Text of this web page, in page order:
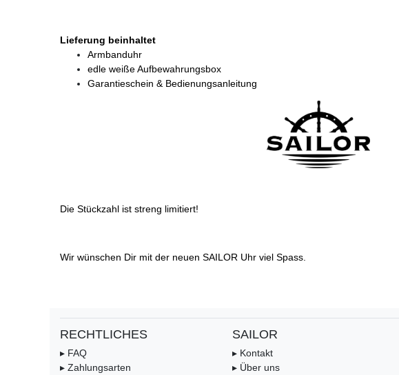
Lieferung beinhaltet
Armbanduhr
edle weiße Aufbewahrungsbox
Garantieschein & Bedienungsanleitung
Die Stückzahl ist streng limitiert!
Wir wünschen Dir mit der neuen SAILOR Uhr viel Spass.
RECHTLICHES
▸ FAQ
▸ Zahlungsarten
SAILOR
▸ Kontakt
▸ Über uns